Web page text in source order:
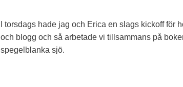
I torsdags hade jag och Erica en slags kickoff för
och blogg och så arbetade vi tillsammans på
spegelblanka sjö.